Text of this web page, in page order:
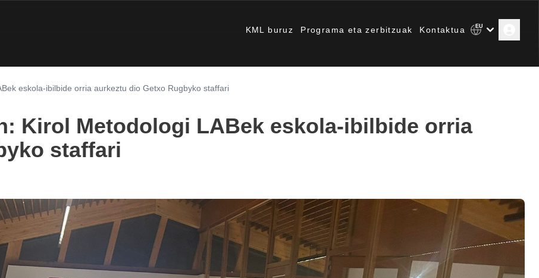
KML buruz Programa eta zerbitzuak Kontaktua EU
eskola-ibilbide orria aurkeztu dio Getxo Rugbyko staffari
Kirol Metodologi LABek eskola-ibilbide orria
staffari